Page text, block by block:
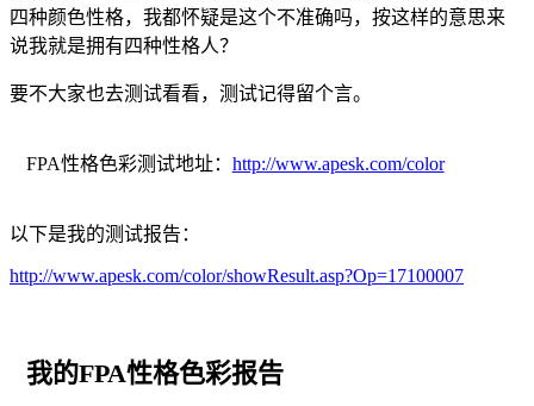
四种颜色性格，我都怀疑是这个不准确吗，按这样的意思来
说我就是拥有四种性格人？
要不大家也去测试看看，测试记得留个言。
FPA性格色彩测试地址： http://www.apesk.com/color
以下是我的测试报告：
http://www.apesk.com/color/showResult.asp?Op=17100007
我的FPA性格色彩报告